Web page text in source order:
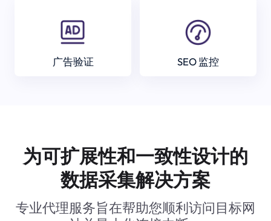
广告验证 SEO 监控
为可扩展性和一致性设计的
数据采集解决方案
专业代理服务旨在帮助您顺利访问目标网